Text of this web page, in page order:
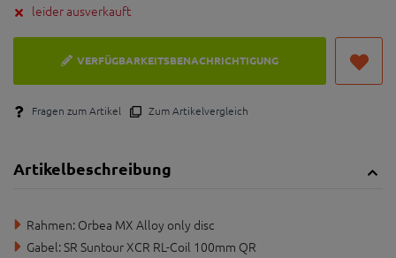
leider ausverkauft
VERFÜGBARKEITSBENACHRICHTIGUNG
Fragen zum Artikel Zum Artikelvergleich
Artikelbeschreibung
Rahmen: Orbea MX Alloy only disc
Gabel: SR Suntour XCR RL-Coil 100mm QR